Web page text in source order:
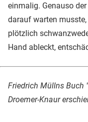
einmalig. Genauso
darauf warten
plötzlich
Hand ableckt,
Friedrich Müllns Buch
Droemer-Knaur